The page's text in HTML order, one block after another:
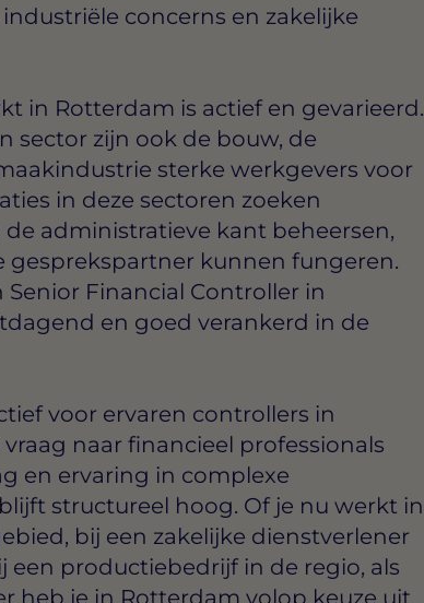
concerns en zakelijke
in Rotterdam is actief en gevarieerd.
sector zijn ook de bouw, de
sterke werkgevers voor
in deze sectoren zoeken
administratieve kant beheersen,
gesprekspartner kunnen fungeren.
Financial Controller in
en goed verankerd in de
voor ervaren controllers in
naar financieel professionals
en ervaring in complexe
structureel hoog. Of je nu werkt in
bij een zakelijke dienstverlener
een productiebedrijf in de regio, als
heb je in Rotterdam volop keuze uit